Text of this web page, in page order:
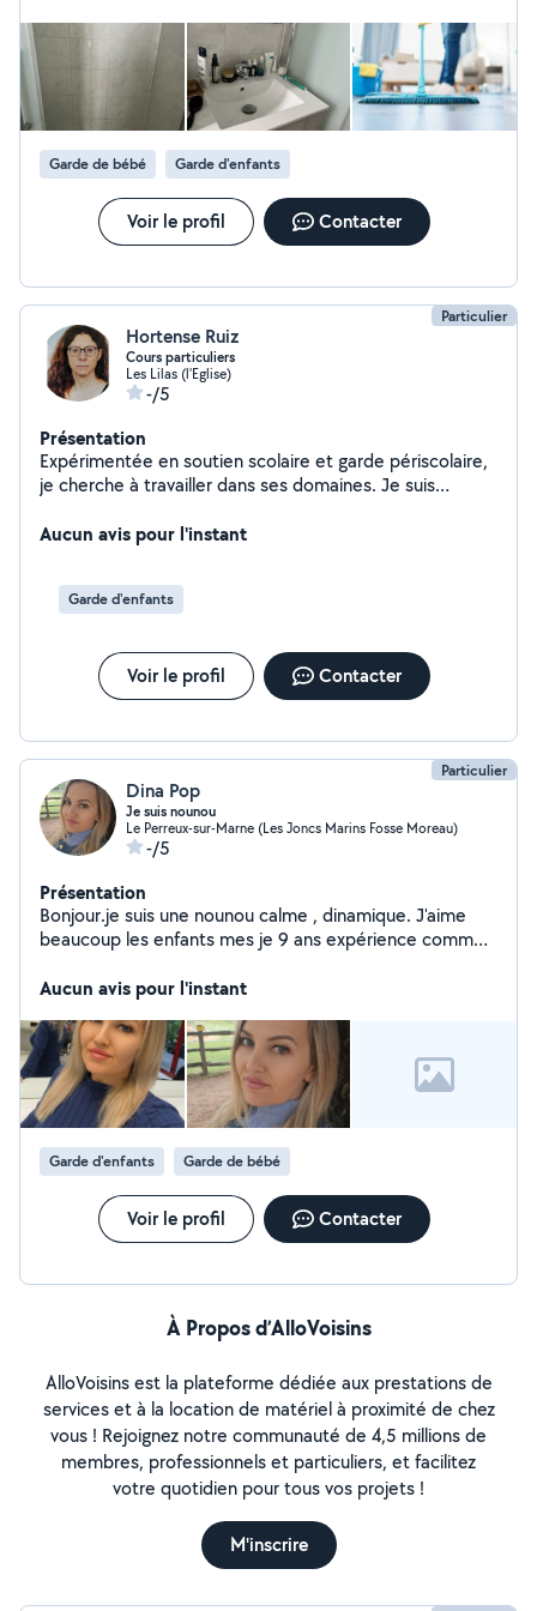
Garde de bébé Garde d'enfants
Voir le profil Contacter
Particulier
Hortense Ruiz
Cours particuliers
Les Lilas (l'Eglise)
-/5
Présentation
Expérimentée en soutien scolaire et garde périscolaire,
je cherche à travailler dans ses domaines. Je suis
déplacer à 15 km de chez moi.
Aucun avis pour l'instant
Garde d'enfants
Voir le profil Contacter
Particulier
Dina Pop
Je suis nounou
Le Perreux-sur-Marne (Les Joncs Marins Fosse Moreau)
-/5
Présentation
Bonjour.je suis une nounou calme , dinamique. J'aime
beaucoup les enfants mes je 9 ans expérience comme
aussi. de puis 9 ans , je l'expérience aussi dans le
Aucun avis pour l'instant
Garde d'enfants Garde de bébé
Voir le profil Contacter
À Propos d’AlloVoisins
AlloVoisins est la plateforme dédiée aux prestations de
services et à la location de matériel à proximité de chez
vous ! Rejoignez notre communauté de 4,5 millions de
membres, professionnels et particuliers, et facilitez
votre quotidien pour tous vos projets !
M'inscrire